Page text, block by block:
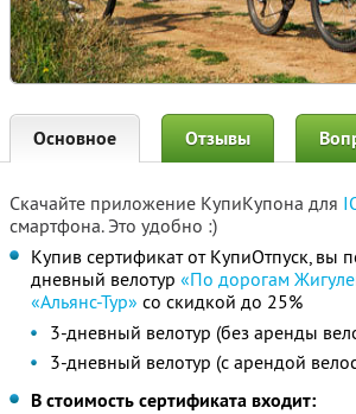
Основное Отзывы
Скачайте приложение КупиКупона для
смартфона. Это удобно :)
Купив сертификат от КупиОтпуск, вы
дневный велотур «По дорогам
«Альянс-Тур» со скидкой до 25%
3-дневный велотур (без аренды
3-дневный велотур (с арендой
В стоимость сертификата входит: